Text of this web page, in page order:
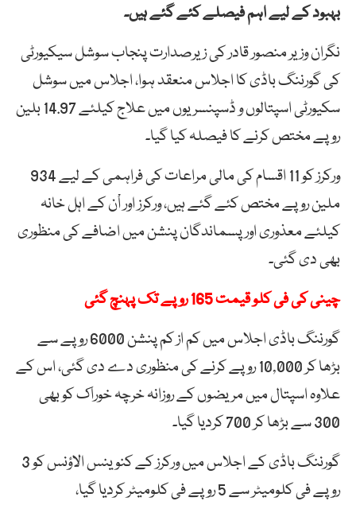
بہبود کے لیے اہم فیصلے کئے گئے ہیں۔
نگران وزیر منصور قادر کی زیرصدارت پنجاب سوشل سیکیورٹی
کی گورننگ باڈی کا اجلاس منعقد ہوا، اجلاس میں سوشل
سکیورٹی اسپتالوں و ڈسپنسریوں میں علاج کیلئے 14.97 بلین
روپے مختص کرنے کا فیصلہ کیا گیا۔
ورکرز کو 11 اقسام کی مالی مراعات کی فراہمی کے لیے 934
ملین روپے مختص کئے گئے ہیں، ورکرز اور اْن کے اہل خانہ
کیلئے معذوری اور پسماندگان پنشن میں اضافے کی منظوری
بھی دی گئی۔
چینی کی فی کلو قیمت 165 روپے تک پہنچ گئی
گورننگ باڈی اجلاس میں کم از کم پنشن 6000 روپے سے
بڑھا کر 10,000 روپے کرنے کی منظوری دے دی گئی، اس کے
علاوہ اسپتال میں مریضوں کے روزانہ خرچہ خوراک کو بھی
300 سے بڑھا کر 700 کردیا گیا۔
گورننگ باڈی کے اجلاس میں ورکرز کے کنوینس الاؤنس کو 3
روپے فی کلومیٹر سے 5 روپے فی کلومیٹر کردیا گیا،